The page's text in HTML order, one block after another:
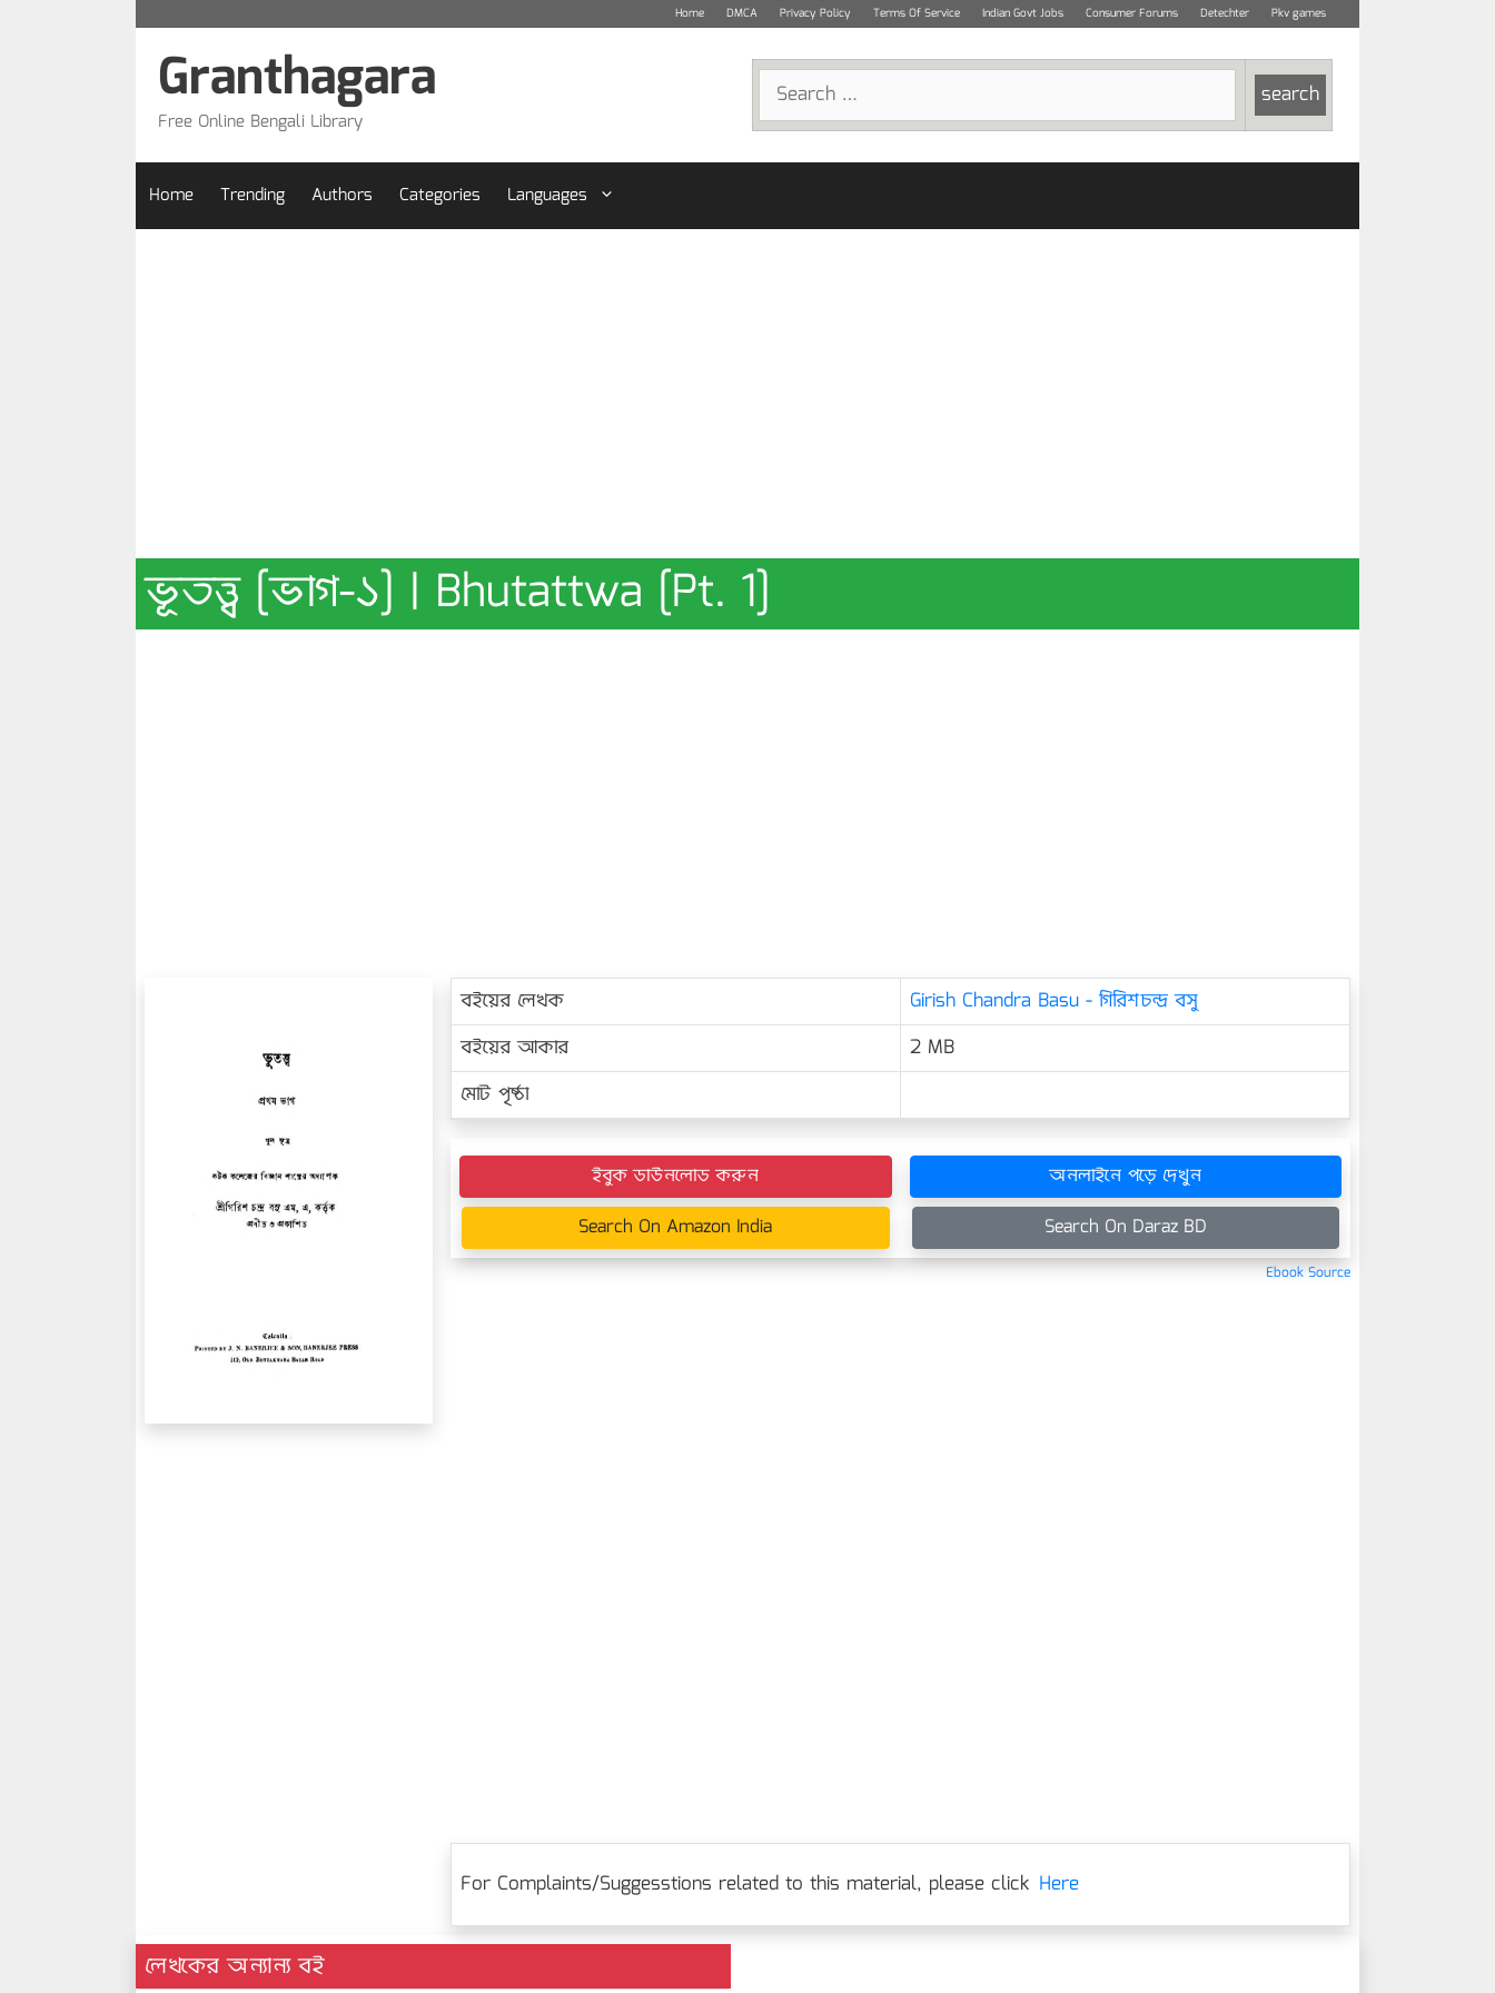
Home DMCA Privacy Policy Terms Of Service Indian Govt Jobs Consumer Forums Detechter Pkv games
Search
for:
Granthagara
Free Online Bengali Library
Home Trending Authors Categories Languages
ভূতত্ত্ব [ভাগ-১] | Bhutattwa [Pt. 1]
বইয়ের লেখক
Girish Chandra Basu - গিরিশচন্দ্র বসু
বইয়ের আকার
2 MB
মোট পৃষ্ঠা
ইবুক ডাউনলোড করুন
অনলাইনে পড়ে দেখুন
Search On Amazon India
Search On Daraz BD
Ebook Source
For Complaints/Suggesstions related to this material, please click Here
লেখকের অন্যান্য বই